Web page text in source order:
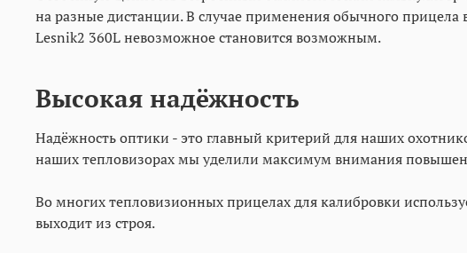
на разные дистанции. В случае применения обычного
Lesnik2 360L невозможное становится возможным.
Высокая надёжность
Надёжность оптики - это главный критерий для наших
наших тепловизорах мы уделили максимум внимания
Во многих тепловизионных прицелах для калибровки
выходит из строя.